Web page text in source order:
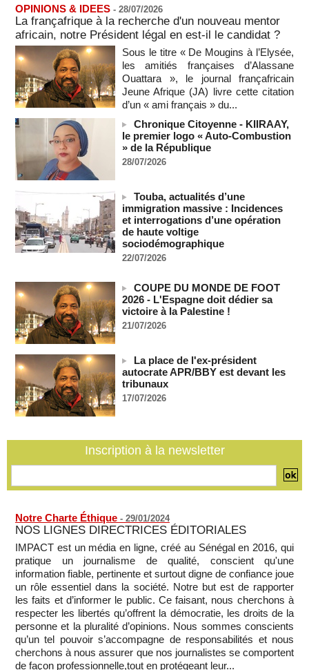
Le bilan des décès liés à la « migration massive » vers
Ceuta s'élève désormais à 14 personnes, selon une autorité
marocaine :
08/08/2026 -
Sénégal - Une revue de presse du 8 août 2026 (Par IA)
08/08/2026 -MOMO ALADJI
SENEGAL - Les Unes de la presse quotidienne du 8/9 août
2026
08/08/2026 -MOMO ALADJI
A Ceuta, les enfants migrants risquent d'être victimes de
maltraitance et d'exploitation, avertissent des ONG
07/08/2026 -
Les Bourses mondiales touchent des sommets après
l'emploi américain
07/08/2026 -
"Construction de la Grande Côte D'ivoire" : Le Président
Alassane Ouattara appelle à la contribution de toutes les forces
Polémique à l’Assemblée nationale : Yaël Braun-Pivet se dit
"dépassée" par les critiques concernant le nouveau pavillon
07/08/2026 -
Depuis le « cessez-le-feu » à Gaza, les forces israéliennes
ont tué 300 enfants palestiniens (UNICEF)
07/08/2026 -
Guinée-Bissau - Première visite de la médiation sénégalaise
après le sommet de la Cedeao
07/08/2026 -
mois après son départ du pouvoir
rupture diplomatique » entre les 2 pays
OPINIONS & IDEES - 28/07/2026
La françafrique à la recherche d'un nouveau mentor
africain, notre Président légal en est-il le candidat ?
Sous le titre « De Mougins à l’Elysée,
les amitiés françaises d’Alassane
Ouattara », le journal françafricain
Jeune Afrique (JA) livre cette citation
d’un « ami français » du...
Chronique Citoyenne - KIIRAAY,
le premier logo « Auto-Combustion
» de la République
28/07/2026
Touba, actualités d’une
immigration massive : Incidences
et interrogations d’une opération
de haute voltige
sociodémographique
22/07/2026
COUPE DU MONDE DE FOOT
2026 - L'Espagne doit dédier sa
victoire à la Palestine !
21/07/2026
La place de l'ex-président
autocrate APR/BBY est devant les
tribunaux
17/07/2026
Inscription à la newsletter
Notre Charte Éthique - 29/01/2024
NOS LIGNES DIRECTRICES ÉDITORIALES
IMPACT est un média en ligne, créé au Sénégal en 2016, qui
pratique un journalisme de qualité, conscient qu'une
information fiable, pertinente et surtout digne de confiance joue
un rôle essentiel dans la société. Notre but est de rapporter
les faits et d’informer le public. Ce faisant, nous cherchons à
respecter les libertés qu’offrent la démocratie, les droits de la
personne et la pluralité d’opinions. Nous sommes conscients
qu’un tel pouvoir s’accompagne de responsabilités et nous
cherchons à nous assurer que nos journalistes se comportent
de façon professionnelle,tout en protégeant leur...